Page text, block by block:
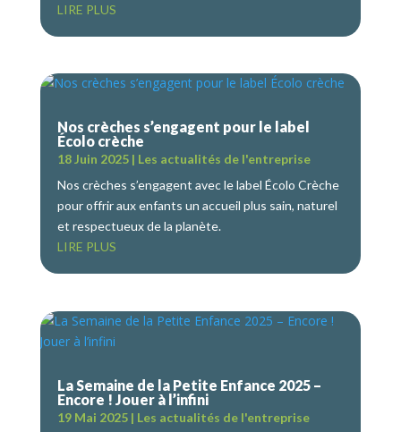
LIRE PLUS
Nos crèches s’engagent pour le label
Écolo crèche
18 Juin 2025| Les actualités de l'entreprise
Nos crèches s’engagent avec le label Écolo Crèche
pour offrir aux enfants un accueil plus sain, naturel
et respectueux de la planète.
LIRE PLUS
La Semaine de la Petite Enfance 2025 –
Encore ! Jouer à l’infini
19 Mai 2025| Les actualités de l'entreprise